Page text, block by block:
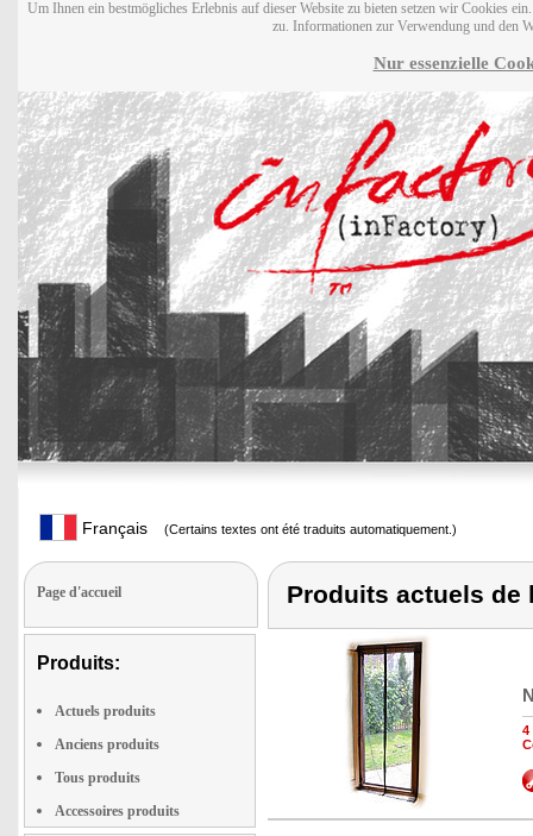
Um Ihnen ein bestmögliches Erlebnis auf dieser Website zu bieten setzen wir Cookies
zu. Informationen zur Verwendung und den
Nur essenzielle
Français (Certains textes ont été traduits automatiquement.)
Page d'accueil
Produits:
Actuels produits
Anciens produits
Tous produits
Accessoires produits
Produits actuels de
4